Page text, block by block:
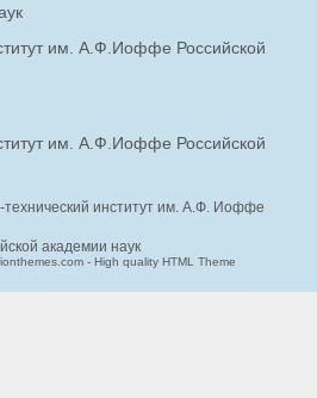
им. А.Ф.Иоффе Российской
им. А.Ф.Иоффе Российской
технический институт им. А.Ф. Иоффе
академии наук
- High quality HTML Theme